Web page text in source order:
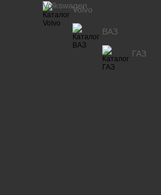
Volkswagen
Volvo
ВАЗ
ГАЗ